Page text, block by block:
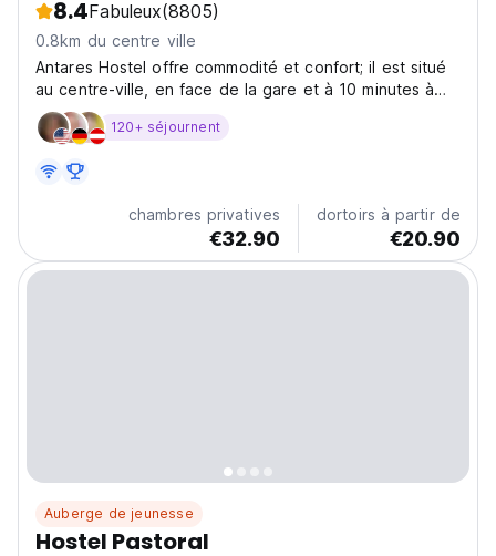
8.4Fabuleux(8805)
0.8km du centre ville
Antares Hostel offre commodité et confort; il est situé
au centre-ville, en face de la gare et à 10 minutes à
pied de la plage, et dispose d'un tramway express
pour l'aéroport120+ séjournent
chambres privatives
€32.90
dortoirs à partir de
€20.90
Auberge de jeunesse
Hostel Pastoral